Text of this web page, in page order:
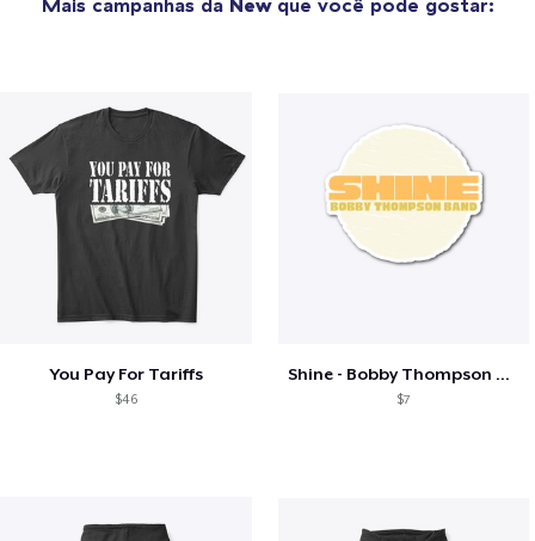
You Pay For Tariffs
$46
Shine - Bobby Thompson Band Merch
$7